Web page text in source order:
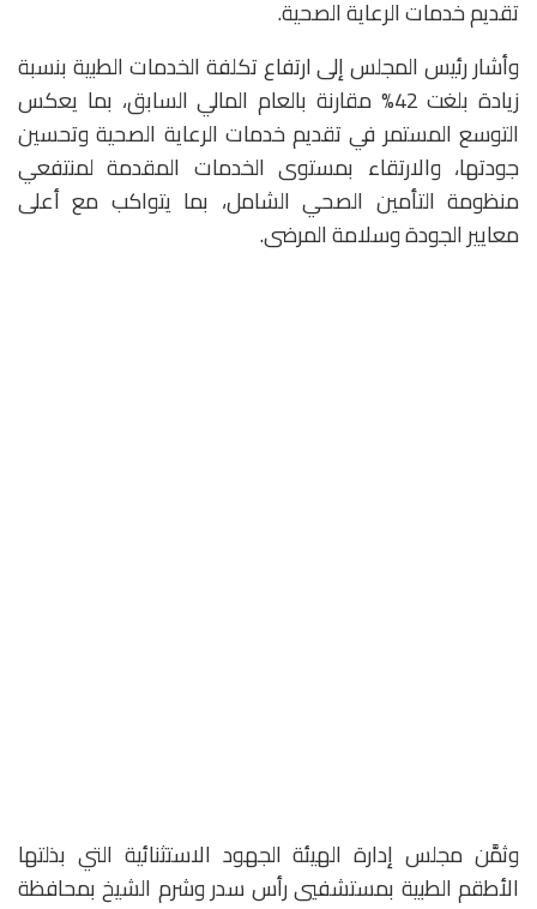
تقديم خدمات الرعاية الصحية.
وأشار رئيس المجلس إلى ارتفاع تكلفة الخدمات الطبية بنسبة
زيادة بلغت 42% مقارنة بالعام المالي السابق، بما يعكس
التوسع المستمر في تقديم خدمات الرعاية الصحية وتحسين
جودتها، والارتقاء بمستوى الخدمات المقدمة لمنتفعي
منظومة التأمين الصحي الشامل، بما يتواكب مع أعلى
معايير الجودة وسلامة المرضى.
وثمَّن مجلس إدارة الهيئة الجهود الاستثنائية التي بذلتها
الأطقم الطبية بمستشفيي رأس سدر وشرم الشيخ بمحافظة